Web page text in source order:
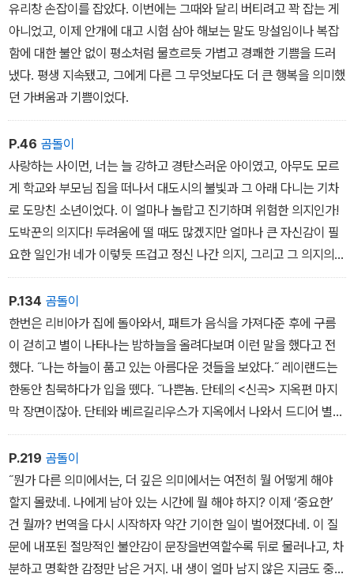
유리창 손잡이를 잡았다. 이번에는 그때와 달리 버티려고 꽉 잡는 게
아니었고, 이제 안개에 대고 시험 삼아 해보는 말도 망설임이나 복잡
함에 대한 불안 없이 평소처럼 물흐르듯 가볍고 경쾌한 기쁨을 드러
냈다. 평생 지속됐고, 그에게 다른 그 무엇보다도 더 큰 행복을 의미했
던 가벼움과 기쁨이었다.
P.46 곰돌이
사랑하는 사이먼, 너는 늘 강하고 경탄스러운 아이였고, 아무도 모르
게 학교와 부모님 집을 떠나서 대도시의 불빛과 그 아래 다니는 기차
로 도망친 소년이었다. 이 얼마나 놀랍고 진기하며 위험한 의지인가!
도박꾼의 의지다! 두려움에 떨 때도 많겠지만 얼마나 큰 자신감이 필
요한 일인가! 네가 이렇듯 뜨겁고 정신 나간 의지, 그리고 그 의지의
바탕이 되는 흔들리지 않는 자신감을 다시 한번 불태워서 너 자신의
단어로 스스로에 대해 이야기하기 위해 펜을 잡길 바란다.
P.134 곰돌이
한번은 리비아가 집에 돌아와서, 패트가 음식을 가져다준 후에 구름
이 걷히고 별이 나타나는 밤하늘을 올려다보며 이런 말을 했다고 전
했다. ˝나는 하늘이 품고 있는 아름다운 것들을 보았다.˝ 레이랜드는
한동안 침묵하다가 입을 뗐다. ˝나쁜놈. 단테의 <신곡> 지옥편 마지
막 장면이잖아. 단테와 베르길리우스가 지옥에서 나와서 드디어 별들
을 다시 볼 때 말이야.˝ 그러고 책을 가지고 와서 소리 내어 읽었다.
˝그 사람 안에는 다른 삶이 있어.˝ 언젠가 소피아가 한 말이었다.
P.219 곰돌이
˝뭔가 다른 의미에서는, 더 깊은 의미에서는 여전히 뭘 어떻게 해야
할지 몰랐네. 나에게 남아 있는 시간에 뭘 해야 하지? 이제 ‘중요한’
건 뭘까? 번역을 다시 시작하자 약간 기이한 일이 벌어졌다네. 이 질
문에 내포된 절망적인 불안감이 문장을번역할수록 뒤로 물러나고, 차
분하고 명확한 감정만 남은 거지. 내 생이 얼마 남지 않은 지금도 중요